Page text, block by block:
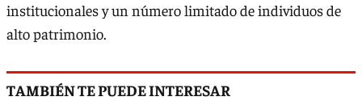
institucionales y un número limitado de individuos de
alto patrimonio.
TAMBIÉN TE PUEDE INTERESAR